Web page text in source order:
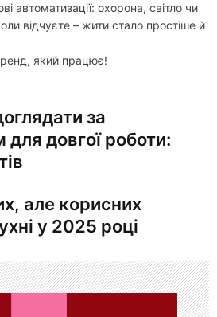
автоматизації: охорона, світло чи
відчуєте – жити стало простіше й
який працює!
за
довгої роботи:
але корисних
у 2025 році